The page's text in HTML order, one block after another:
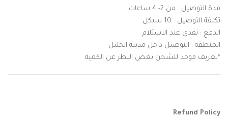
مدة التوصيل : من 2- 4 ساعات
تكلفة التوصيل : 10 شيكل
الدفع : نقدي عند الاستلام
المنطقة : التوصيل داخل مدينة الخليل
*تعريف موحد للشحن بغض النظر عن الكمية
Refund Policy